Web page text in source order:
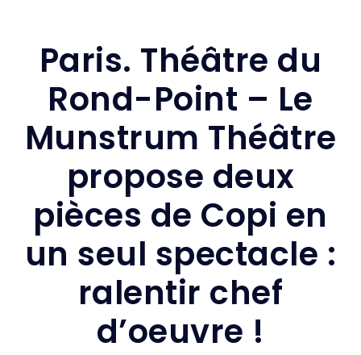
Paris. Théâtre du
Rond-Point – Le
Munstrum Théâtre
propose deux
pièces de Copi en
un seul spectacle :
ralentir chef
d’oeuvre !